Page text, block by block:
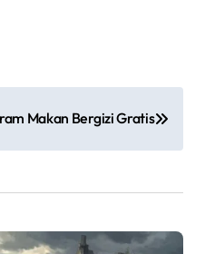
Makan Bergizi Gratis